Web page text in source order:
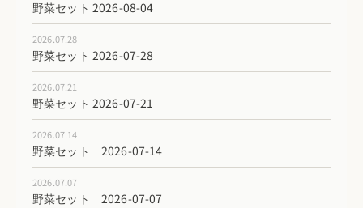
野菜セット 2026-08-04
2026.07.28
野菜セット 2026-07-28
2026.07.21
野菜セット 2026-07-21
2026.07.14
野菜セット 2026-07-14
2026.07.07
野菜セット 2026-07-07